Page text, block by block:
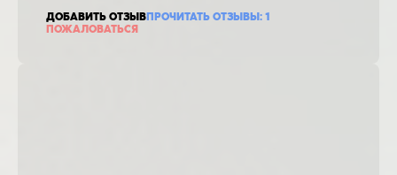
ДОБАВИТЬ ОТЗЫВПРОЧИТАТЬ ОТЗЫВЫ: 1
ПОЖАЛОВАТЬСЯ